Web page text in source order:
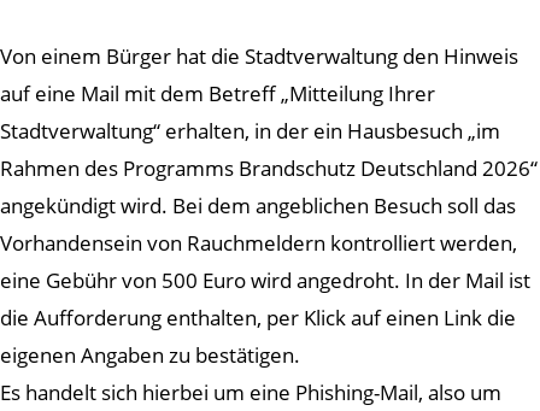
Von einem Bürger hat die Stadtverwaltung den Hinweis
auf eine Mail mit dem Betreff „Mitteilung Ihrer
Stadtverwaltung“ erhalten, in der ein Hausbesuch „im
Rahmen des Programms Brandschutz Deutschland 2026“
angekündigt wird. Bei dem angeblichen Besuch soll das
Vorhandensein von Rauchmeldern kontrolliert werden,
eine Gebühr von 500 Euro wird angedroht. In der Mail ist
die Aufforderung enthalten, per Klick auf einen Link die
eigenen Angaben zu bestätigen.
Es handelt sich hierbei um eine Phishing-Mail, also um